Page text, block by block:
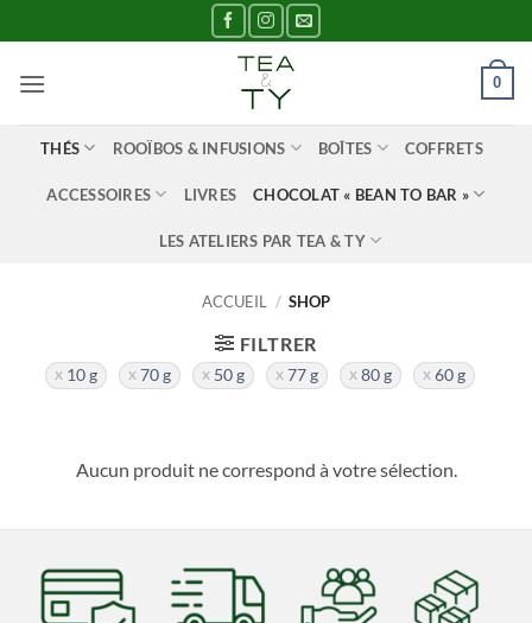
au
contenu
0
THÉS ROOÏBOS & INFUSIONS BOÎTES COFFRETS
ACCESSOIRES LIVRES CHOCOLAT « BEAN TO BAR »
LES ATELIERS PAR TEA & TY
ACCUEIL / SHOP
FILTRER
10 g 70 g 50 g 77 g 80 g 60 g
Aucun produit ne correspond à votre sélection.